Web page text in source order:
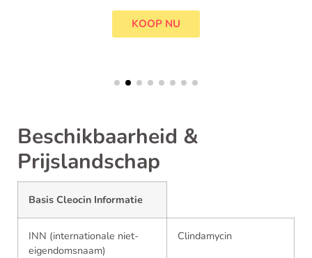
KOOP NU
Beschikbaarheid &
Prijslandschap
Basis Cleocin Informatie
INN (internationale niet-
eigendomsnaam)
Clindamycin